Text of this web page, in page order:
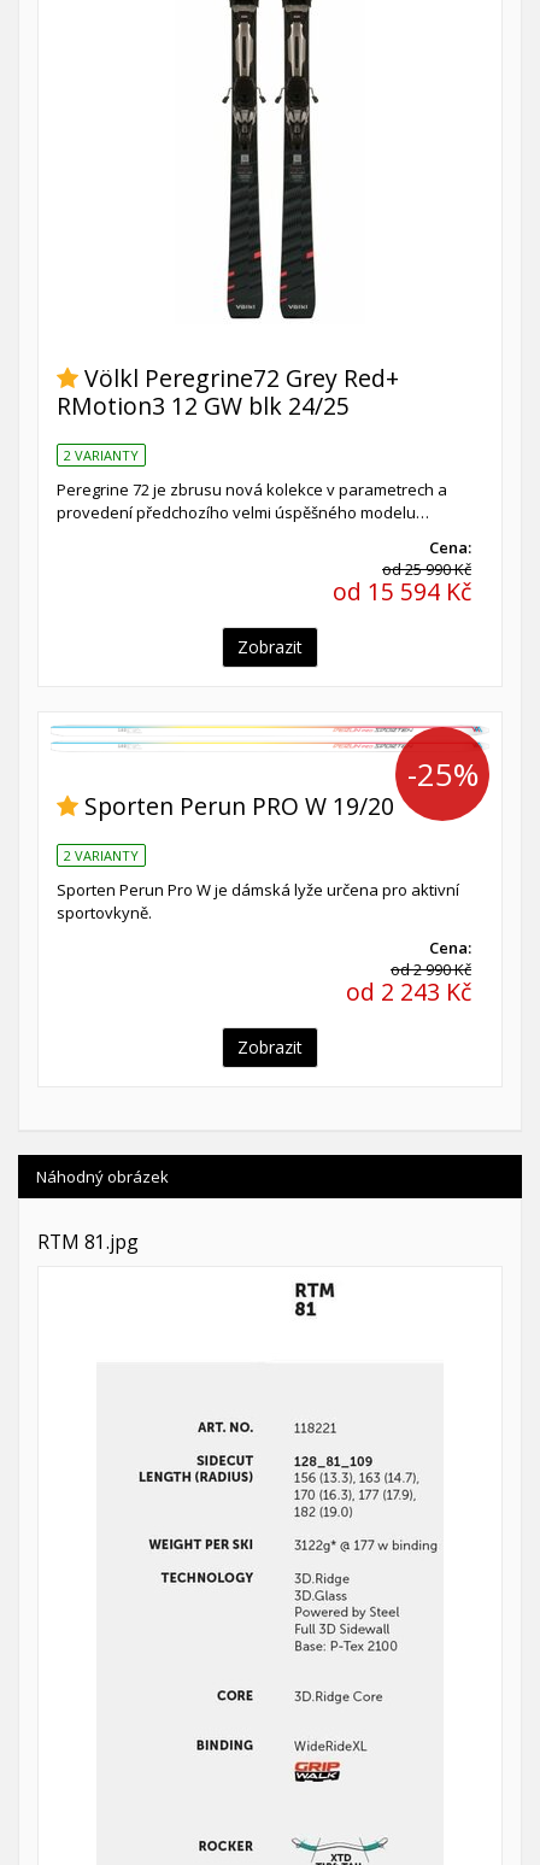
Völkl Peregrine72 Grey Red+
RMotion3 12 GW blk 24/25
2 VARIANTY
Peregrine 72 je zbrusu nová kolekce v parametrech a
provedení předchozího velmi úspěšného modelu…
Cena:
od 25 990 Kč
od 15 594 Kč
Zobrazit
-25%
Sporten Perun PRO W 19/20
2 VARIANTY
Sporten Perun Pro W je dámská lyže určena pro aktivní
sportovkyně.
Cena:
od 2 990 Kč
od 2 243 Kč
Zobrazit
Náhodný obrázek
RTM 81.jpg